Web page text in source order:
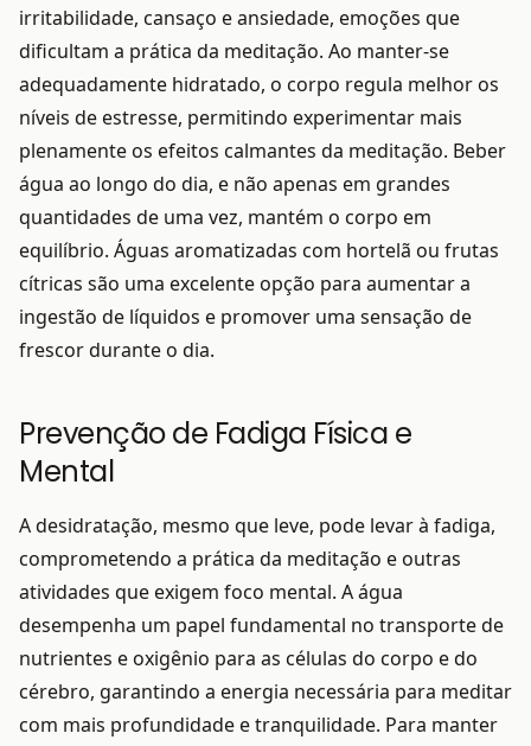
irritabilidade, cansaço e ansiedade, emoções que
dificultam a prática da meditação. Ao manter-se
adequadamente hidratado, o corpo regula melhor os
níveis de estresse, permitindo experimentar mais
plenamente os efeitos calmantes da meditação. Beber
água ao longo do dia, e não apenas em grandes
quantidades de uma vez, mantém o corpo em
equilíbrio. Águas aromatizadas com hortelã ou frutas
cítricas são uma excelente opção para aumentar a
ingestão de líquidos e promover uma sensação de
frescor durante o dia.
Prevenção de Fadiga Física e
Mental
A desidratação, mesmo que leve, pode levar à fadiga,
comprometendo a prática da meditação e outras
atividades que exigem foco mental. A água
desempenha um papel fundamental no transporte de
nutrientes e oxigênio para as células do corpo e do
cérebro, garantindo a energia necessária para meditar
com mais profundidade e tranquilidade. Para manter